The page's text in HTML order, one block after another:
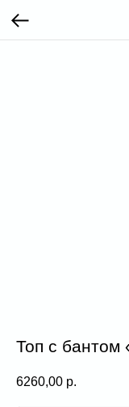
Топ с бантом
6260,00 р.